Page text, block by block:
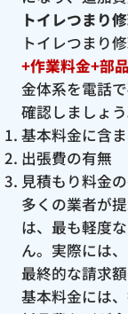
トイレつまり
トイレつまり
+作業料金+部品
金体系を電話
確認しましょう
基本料金に含
出張費の有無
見積もり料金
多くの業者が
は、最も軽度
ん。実際には
最終的な請求
基本料金には